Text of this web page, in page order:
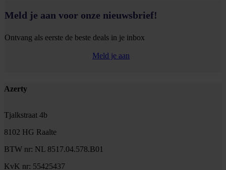
Meld je aan voor onze nieuwsbrief!
Ontvang als eerste de beste deals in je inbox
Meld je aan
Footer
Azerty
Tjalkstraat 4b
8102 HG Raalte
BTW nr: NL 8517.04.578.B01
KvK nr: 55425437